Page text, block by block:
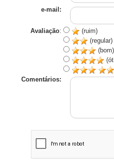
e-mail:
Avaliação:
(ruim)
(regular)
(bom)
Comentários: